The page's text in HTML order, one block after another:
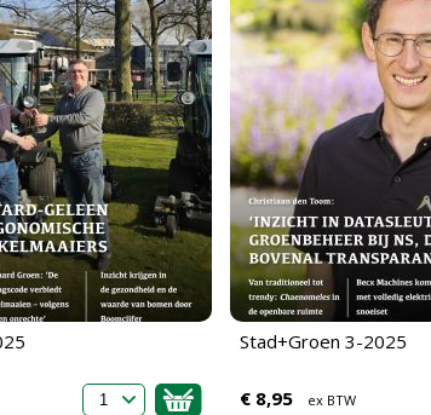
Stad+Groen 3-2025
€ 8,95 ex BTW